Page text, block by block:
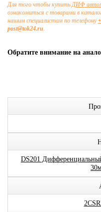
Для того чтобы купитьДИФ
ознакомиться с товарами в
нашим специалистам по телефону
post@tok24.ru.
Обратите внимание на
DS201